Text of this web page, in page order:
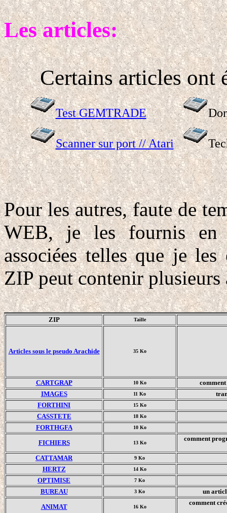
Les articles:
Certains articles ont
Test GEMTRADE
Scanner sur port // Atari
Pour les autres, faute de
WEB, je les fournis en
associées telles que je
ZIP peut contenir plusieurs
ZIP Taille
Articles sous le pseudo Arachide 35 Ko
CARTGRAP 10 Ko
IMAGES
11 Ko
FORTHINI
15 Ko
CASSTETE 18 Ko
FORTHGFA 10 Ko
FICHIERS 13 Ko
comment
CATTAMAR 9 Ko
HERTZ 14 Ko
OPTIMISE 7 Ko
BUREAU 3 Ko
un
ANIMAT
16 Ko
comment